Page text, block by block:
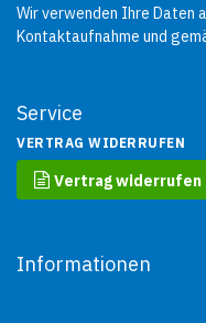
Service
VERTRAG WIDERRUFEN
Vertrag widerrufen
Informationen
Wir verwenden Ihre Daten
Kontaktaufnahme und